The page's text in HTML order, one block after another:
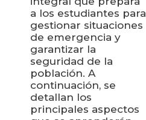
a los estudiantes para
gestionar situaciones
de emergencia y
garantizar la
seguridad de la
población. A
continuación, se
detallan los
principales aspectos